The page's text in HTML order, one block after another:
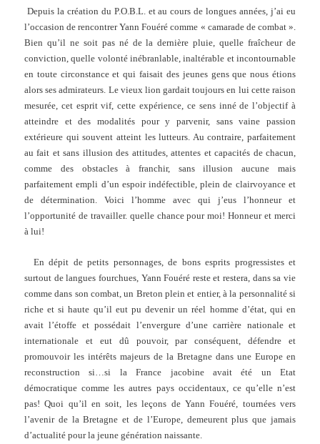
Depuis la création du P.O.B.L. et au cours de longues années, j’ai eu
l’occasion de rencontrer Yann Fouéré comme « camarade de combat ».
Bien qu’il ne soit pas né de la dernière pluie, quelle fraîcheur de
conviction, quelle volonté inébranlable, inaltérable et incontournable
en toute circonstance et qui faisait des jeunes gens que nous étions
alors ses admirateurs. Le vieux lion gardait toujours en lui cette raison
mesurée, cet esprit vif, cette expérience, ce sens inné de l’objectif à
atteindre et des modalités pour y parvenir, sans vaine passion
extérieure qui souvent atteint les lutteurs. Au contraire, parfaitement
au fait et sans illusion des attitudes, attentes et capacités de chacun,
comme des obstacles à franchir, sans illusion aucune mais
parfaitement empli d’un espoir indéfectible, plein de clairvoyance et
de détermination. Voici l’homme avec qui j’eus l’honneur et
l’opportunité de travailler. quelle chance pour moi! Honneur et merci
à lui!
En dépit de petits personnages, de bons esprits progressistes et
surtout de langues fourchues, Yann Fouéré reste et restera, dans sa vie
comme dans son combat, un Breton plein et entier, à la personnalité si
riche et si haute qu’il eut pu devenir un réel homme d’état, qui en
avait l’étoffe et possédait l’envergure d’une carrière nationale et
internationale et eut dû pouvoir, par conséquent, défendre et
promouvoir les intérêts majeurs de la Bretagne dans une Europe en
reconstruction si…si la France jacobine avait été un Etat
démocratique comme les autres pays occidentaux, ce qu’elle n’est
pas! Quoi qu’il en soit, les leçons de Yann Fouéré, tournées vers
l’avenir de la Bretagne et de l’Europe, demeurent plus que jamais
d’actualité pour la jeune génération naissante.